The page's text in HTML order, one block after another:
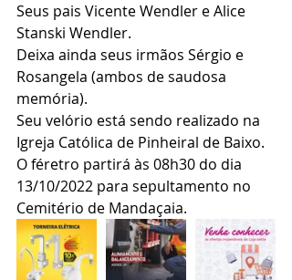
Seus pais Vicente Wendler e Alice
Stanski Wendler.
Deixa ainda seus irmãos Sérgio e
Rosangela (ambos de saudosa
memória).
Seu velório está sendo realizado na
Igreja Católica de Pinheiral de Baixo.
O féretro partirá às 08h30 do dia
13/10/2022 para sepultamento no
Cemitério de Mandaçaia.